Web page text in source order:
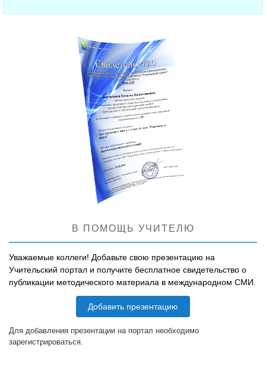
В ПОМОЩЬ УЧИТЕЛЮ
Уважаемые коллеги! Добавьте свою презентацию на
Учительский портал и получите бесплатное свидетельство о
публикации методического материала в международном СМИ.
Добавить презентацию
Для добавления презентации на портал необходимо
зарегистрироваться.